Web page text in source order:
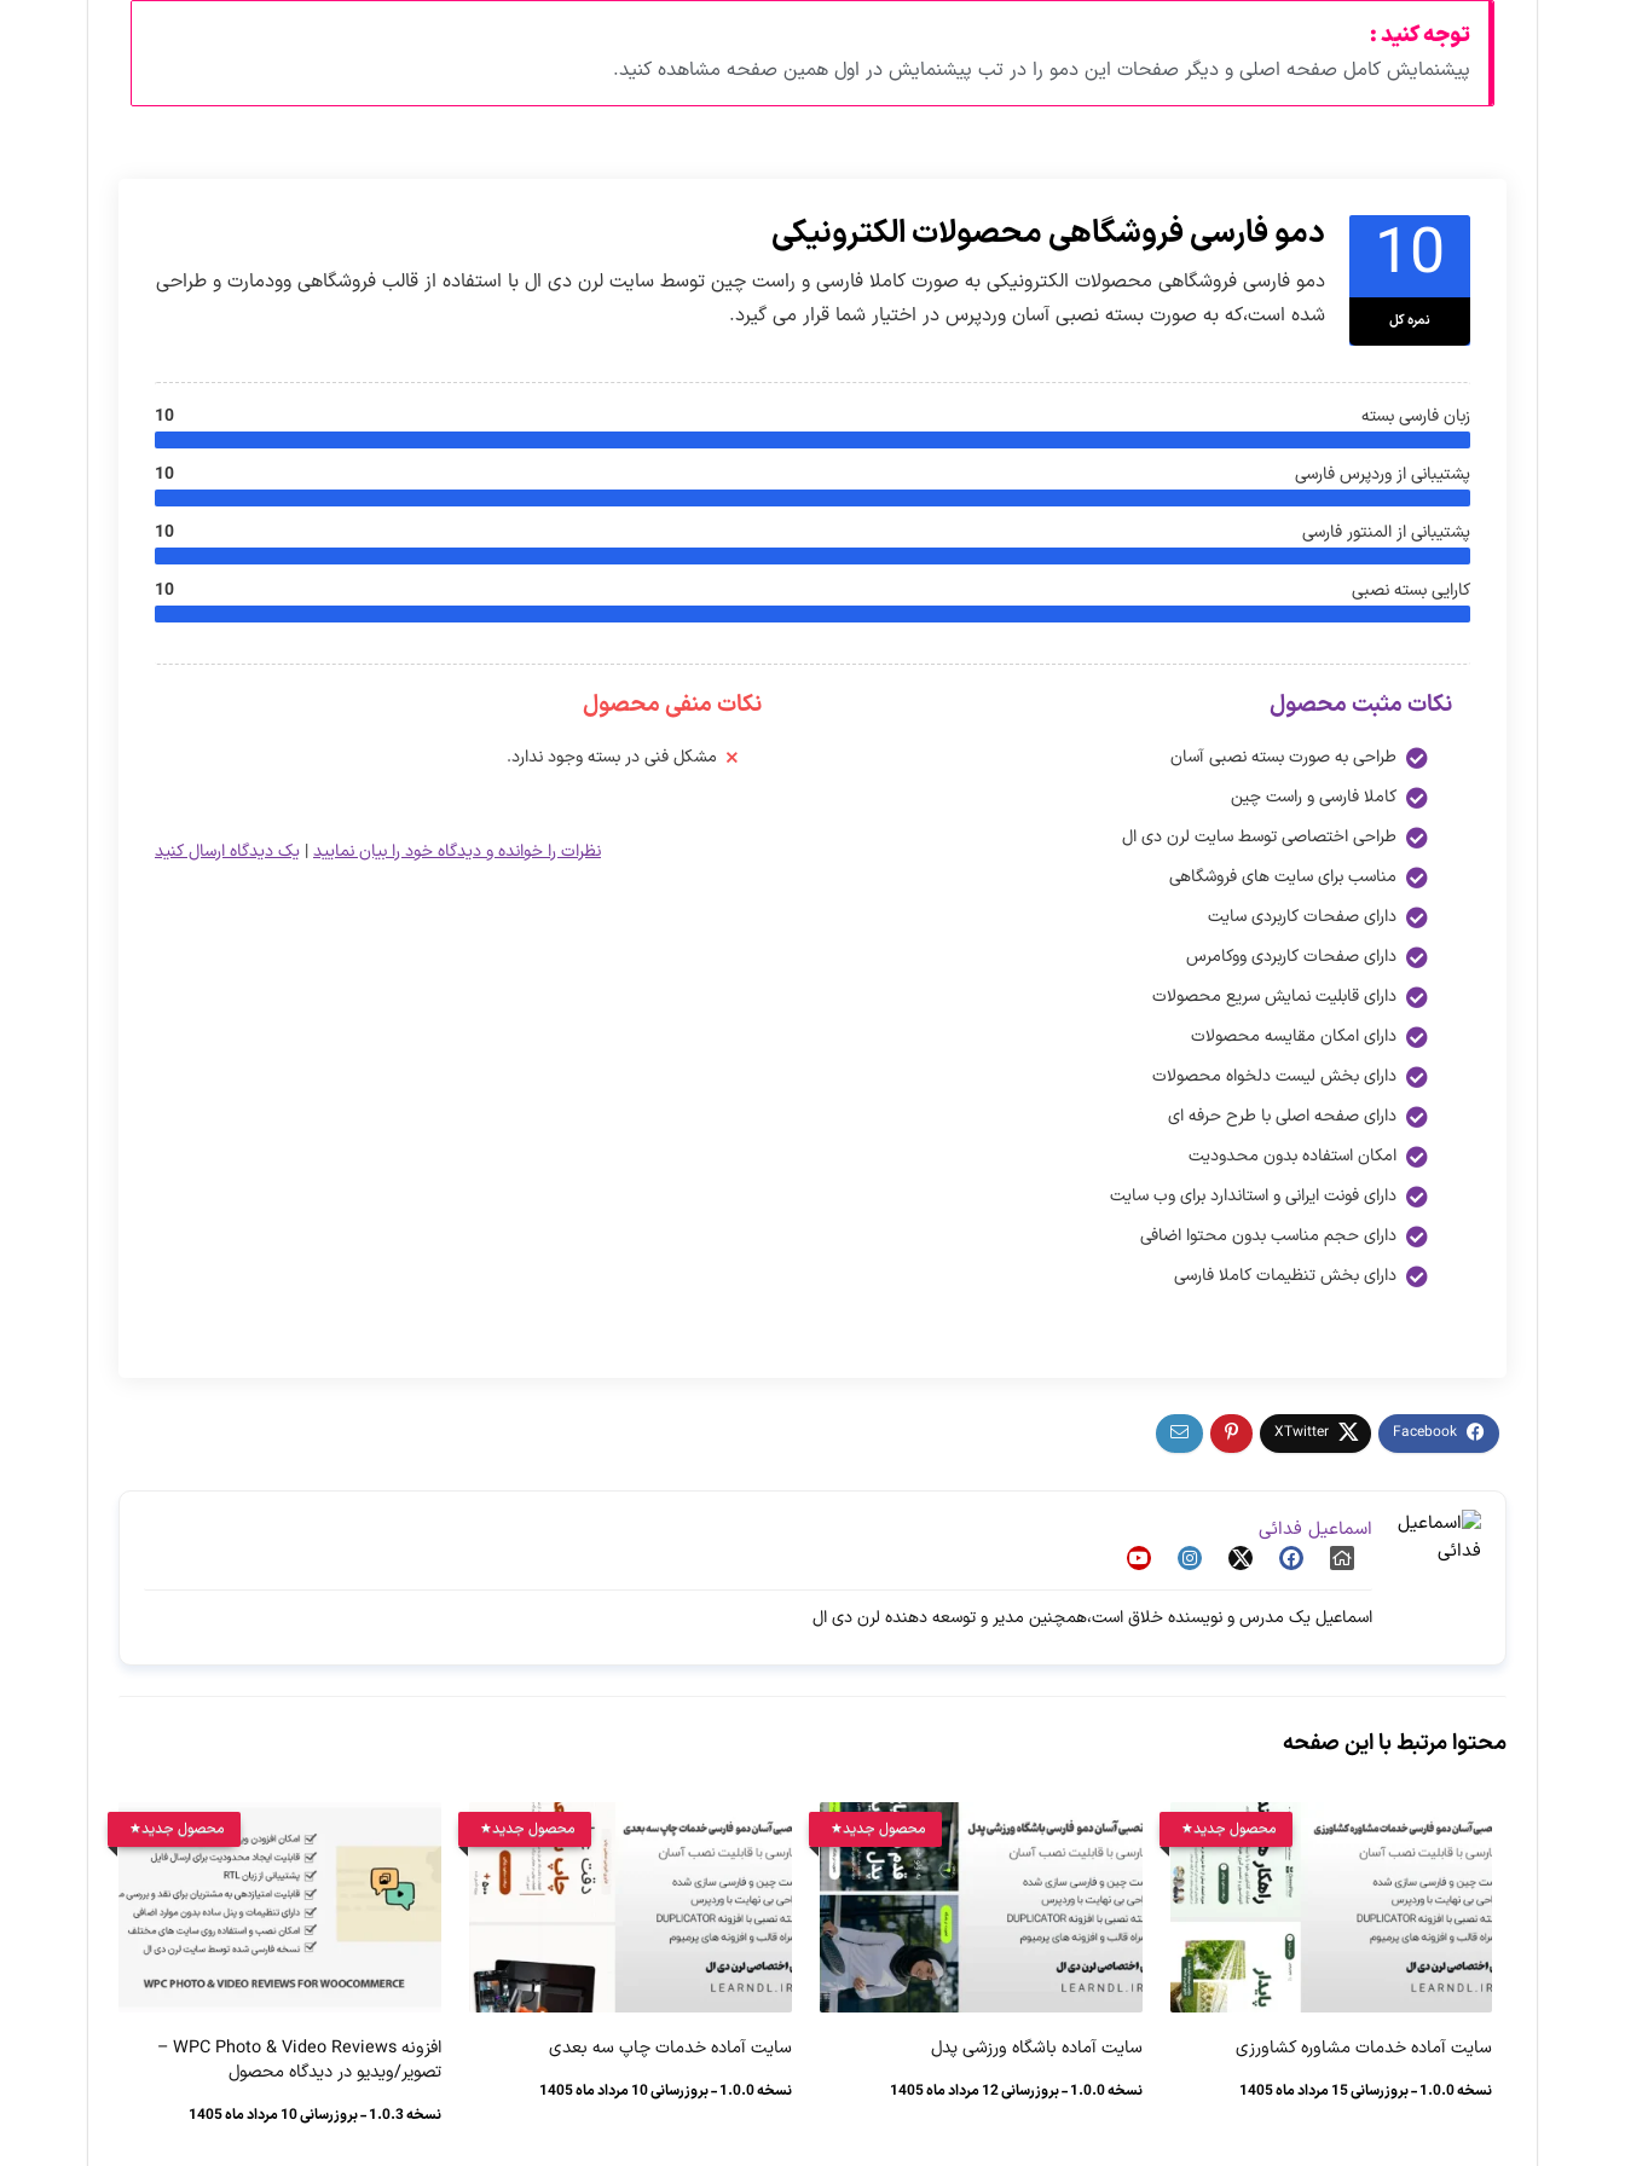
توجه کنید :
پیشنمایش کامل صفحه اصلی و دیگر صفحات این دمو را در تب پیشنمایش در اول همین صفحه مشاهده کنید.
10
نمره کل
دمو فارسی فروشگاهی محصولات الکترونیکی
دمو فارسی فروشگاهی محصولات الکترونیکی به صورت کاملا فارسی و راست چین توسط سایت لرن دی ال با استفاده از قالب فروشگاهی وودمارت و طراحی
شده است،که به صورت بسته نصبی آسان وردپرس در اختیار شما قرار می گیرد.
زبان فارسی بسته 10
پشتیبانی از وردپرس فارسی 10
پشتیبانی از المنتور فارسی 10
کارایی بسته نصبی 10
نکات مثبت محصول
طراحی به صورت بسته نصبی آسان
کاملا فارسی و راست چین
طراحی اختصاصی توسط سایت لرن دی ال
مناسب برای سایت های فروشگاهی
دارای صفحات کاربردی سایت
دارای صفحات کاربردی ووکامرس
دارای قابلیت نمایش سریع محصولات
دارای امکان مقایسه محصولات
دارای بخش لیست دلخواه محصولات
دارای صفحه اصلی با طرح حرفه ای
امکان استفاده بدون محدودیت
دارای فونت ایرانی و استاندارد برای وب سایت
دارای حجم مناسب بدون محتوا اضافی
دارای بخش تنظیمات کاملا فارسی
نکات منفی محصول
مشکل فنی در بسته وجود ندارد.
یک دیدگاه ارسال کنید |نظرات را خوانده و دیدگاه خود را بیان نمایید
اسماعیل فدائی
اسماعیل یک مدرس و نویسنده خلاق است،همچنین مدیر و توسعه دهنده لرن دی ال
محتوا مرتبط با این صفحه
محصول جدید
سایت آماده خدمات مشاوره کشاورزی
نسخه 1.0.0 - بروزرسانی 15 مرداد ماه 1405
محصول جدید
سایت آماده باشگاه ورزشی پدل
نسخه 1.0.0 - بروزرسانی 12 مرداد ماه 1405
محصول جدید
سایت آماده خدمات چاپ سه بعدی
نسخه 1.0.0 - بروزرسانی 10 مرداد ماه 1405
محصول جدید
افزونه WPC Photo & Video Reviews –
تصویر/ویدیو در دیدگاه محصول
نسخه 1.0.3 - بروزرسانی 10 مرداد ماه 1405